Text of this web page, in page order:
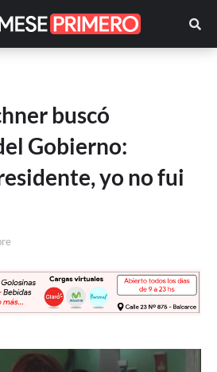
buscó
Gobierno:
yo no fui